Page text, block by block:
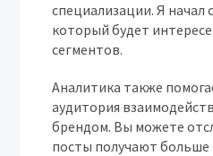
специализации. Я начал
который будет
сегментов.
Аналитика также
аудитория
брендом. Вы можете
посты получают больше